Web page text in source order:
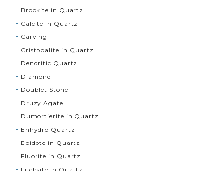
Brookite in Quartz
Calcite in Quartz
Carving
Cristobalite in Quartz
Dendritic Quartz
Diamond
Doublet Stone
Druzy Agate
Dumortierite in Quartz
Enhydro Quartz
Epidote in Quartz
Fluorite in Quartz
Fuchsite in Quartz